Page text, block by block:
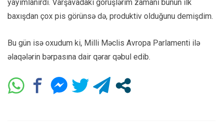
yayımlanırdı. Varşavadakı görüşlərim zamanı bunun ilk
baxışdan çox pis görünsə də, produktiv olduğunu demişdim.
Bu gün isə oxudum ki, Milli Məclis Avropa Parlamenti ilə
əlaqələrin bərpasına dair qərar qəbul edib.